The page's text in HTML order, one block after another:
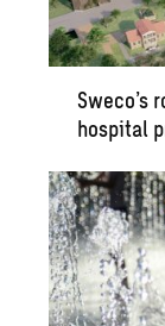
Sweco’s
hos­pi­tal